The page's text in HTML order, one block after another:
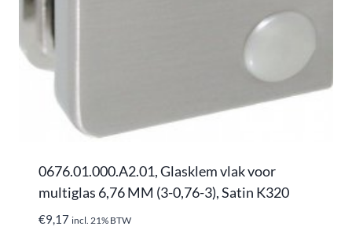
0676.01.000.A2.01, Glasklem vlak voor
multiglas 6,76 MM (3-0,76-3), Satin K320
€9,17 incl. 21% BTW